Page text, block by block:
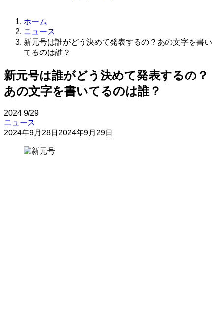
ホーム
ニュース
新元号は誰がどう決めて発表するの？あの文字を書い
てるのは誰？
新元号は誰がどう決めて発表するの？
あの文字を書いてるのは誰？
2024 9/29
ニュース
2024年9月28日 2024年9月29日